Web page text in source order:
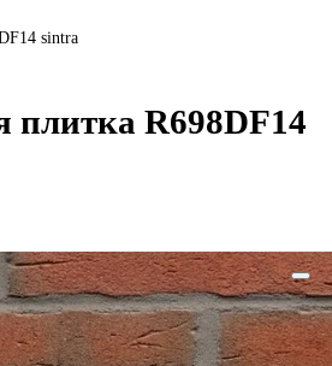
sintra
плитка R698DF14